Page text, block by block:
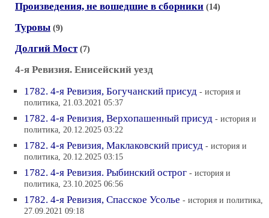
Произведения, не вошедшие в сборники (14)
Туровы (9)
Долгий Мост (7)
4-я Ревизия. Енисейский уезд
1782. 4-я Ревизия, Богучанский присуд - история и
политика, 21.03.2021 05:37
1782. 4-я Ревизия, Верхопашенный присуд - история и
политика, 20.12.2025 03:22
1782. 4-я Ревизия, Маклаковский присуд - история и
политика, 20.12.2025 03:15
1782. 4-я Ревизия. Рыбинский острог - история и
политика, 23.10.2025 06:56
1782. 4-я Ревизия, Спасское Усолье - история и политика,
27.09.2021 09:18